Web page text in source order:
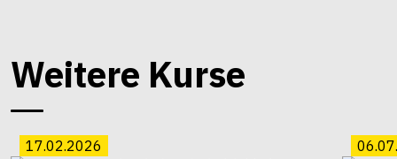
Weitere Kurse
17.02.2026